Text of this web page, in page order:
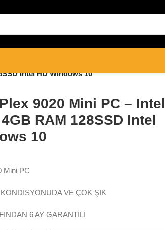
Intel HD Windows 10
9020 Mini PC – Intel
RAM 128SSD Intel
10
Mini PC
VE ÇOK ŞIK
6 AY GARANTİLİ